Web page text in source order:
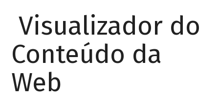
Visualizador do
Conteúdo da
Web